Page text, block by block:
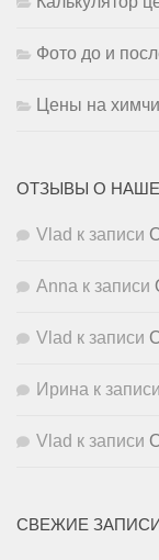
Фото до и
Цены на
ОТЗЫВЫ О
Vlad к записи
Anna к записи
Vlad к записи
Ирина к записи
Vlad к записи
СВЕЖИЕ ЗАПИСИ